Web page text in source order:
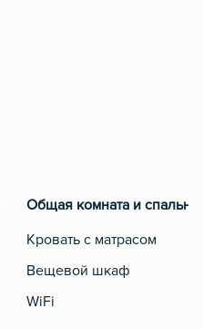
Общая комната и спальня
Кровать с матрасом
Вещевой шкаф
WiFi